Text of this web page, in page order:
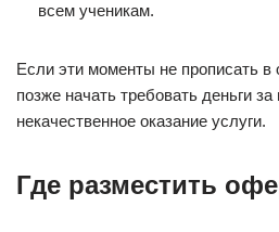
всем ученикам.
Если эти моменты не прописать в
позже начать требовать деньги
некачественное оказание услуги.
Где разместить